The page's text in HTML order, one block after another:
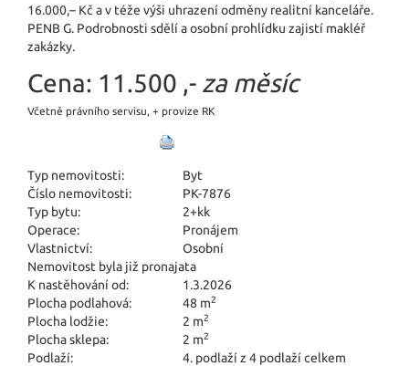
16.000,– Kč a v téže výši uhrazení odměny realitní kanceláře.
PENB G. Podrobnosti sdělí a osobní prohlídku zajistí makléř
zakázky.
Cena: 11.500 ,- za měsíc
Včetně právního servisu, + provize RK
Typ nemovitosti:
Byt
Číslo nemovitosti:
PK-7876
Typ bytu:
2+kk
Operace:
Pronájem
Vlastnictví:
Osobní
Nemovitost byla již pronajata
K nastěhování od:
1.3.2026
Plocha podlahová:
48 m2
Plocha lodžie: 2 m2
Plocha sklepa: 2 m2
Podlaží:
4. podlaží z 4 podlaží celkem